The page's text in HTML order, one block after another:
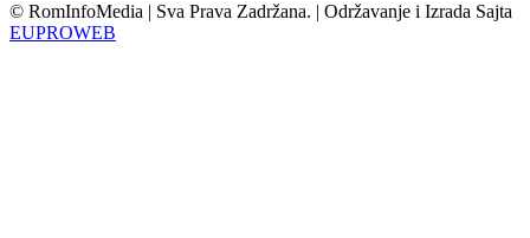
© RomInfoMedia | Sva Prava Zadržana. | Održavanje i Izrada Sajta
EUPROWEB